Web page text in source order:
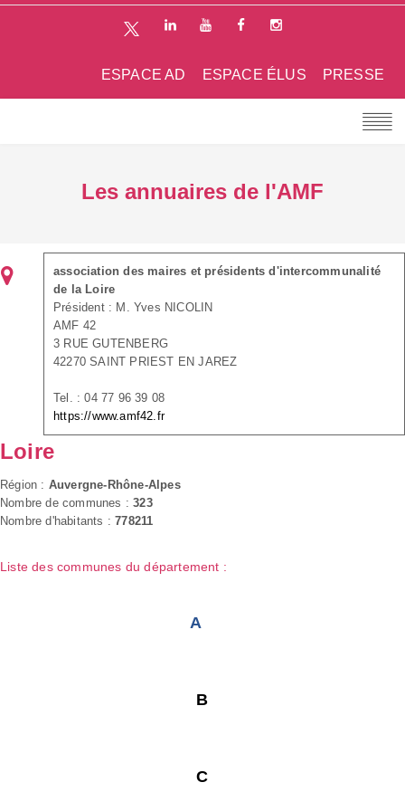
PRESSE
ESPACE ÉLUS
ESPACE AD
Les annuaires de l'AMF
association des maires et présidents d'intercommunalité
de la Loire
Président : M. Yves NICOLIN
AMF 42
3 RUE GUTENBERG
42270 SAINT PRIEST EN JAREZ
Tel. : 04 77 96 39 08
https://www.amf42.fr
Loire
Région : Auvergne-Rhône-Alpes
Nombre de communes :323
Nombre d'habitants :778211
Liste des communes du département :
A
B
C